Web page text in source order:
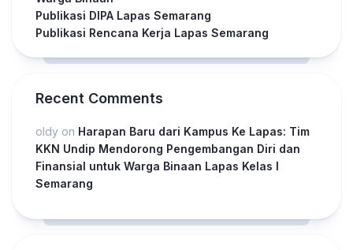
Publikasi DIPA Lapas Semarang
Publikasi Rencana Kerja Lapas Semarang
Recent Comments
oldy on Harapan Baru dari Kampus Ke Lapas: Tim
KKN Undip Mendorong Pengembangan Diri dan
Finansial untuk Warga Binaan Lapas Kelas I
Semarang